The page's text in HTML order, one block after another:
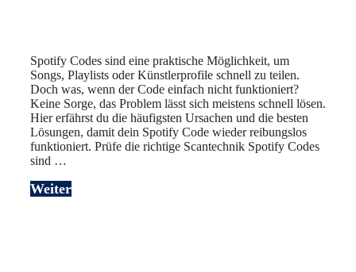
Spotify Codes sind eine praktische Möglichkeit, um
Songs, Playlists oder Künstlerprofile schnell zu teilen.
Doch was, wenn der Code einfach nicht funktioniert?
Keine Sorge, das Problem lässt sich meistens schnell lösen.
Hier erfährst du die häufigsten Ursachen und die besten
Lösungen, damit dein Spotify Code wieder reibungslos
funktioniert. Prüfe die richtige Scantechnik Spotify Codes
sind …
Weiter